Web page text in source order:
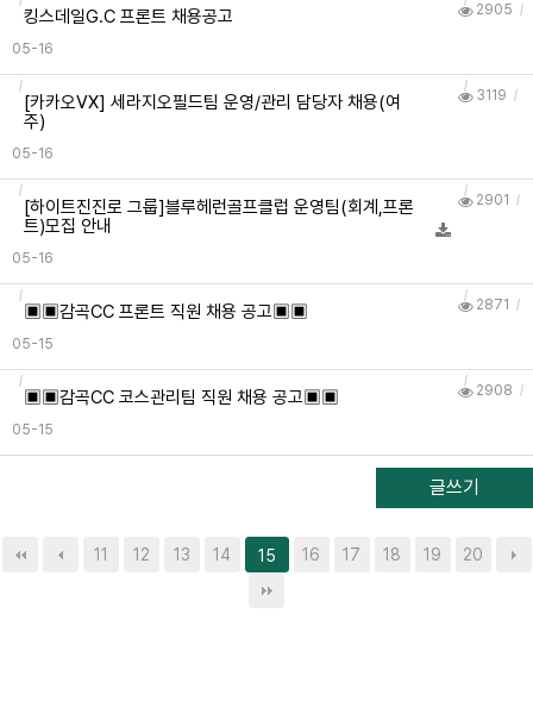
킹스데일G.C 프론트 채용공고
05-16
2905
[카카오VX] 세라지오필드팀 운영/관리 담당자 채용(여
주)
05-16
3119
[하이트진진로 그룹]블루헤런골프클럽 운영팀(회계,프론
트)모집 안내
05-16
2901
▣▣감곡CC 프론트 직원 채용 공고▣▣
05-15
2871
▣▣감곡CC 코스관리팀 직원 채용 공고▣▣
05-15
2908
글쓰기
11 12 13 14 15 16 17 18 19 20